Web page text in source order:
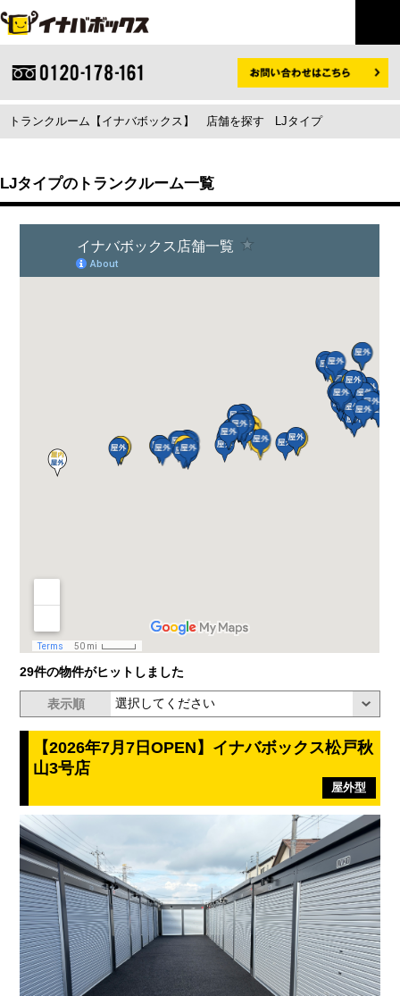
トランクルーム【イナバボックス】 店舗を探す LJタイプ
LJタイプのトランクルーム一覧
29件の物件がヒットしました
表示順
【2026年7月7日OPEN】イナバボックス松戸秋
山3号店
屋外型